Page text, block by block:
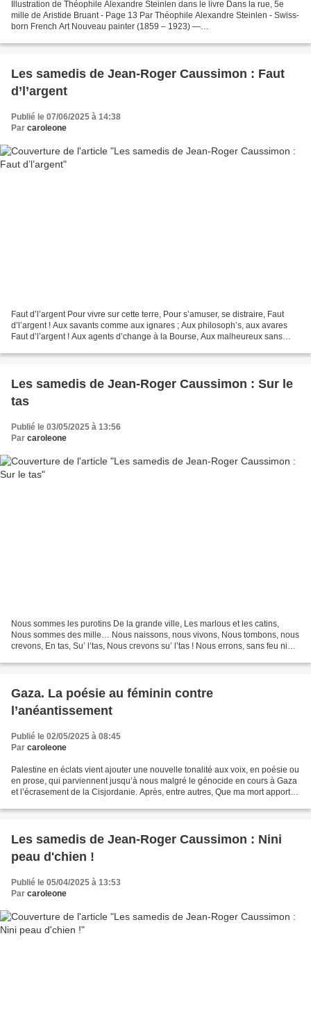
Illustration de Théophile Alexandre Steinlen dans le livre Dans la rue, 5e
mille de Aristide Bruant - Page 13 Par Théophile Alexandre Steinlen - Swiss-
born French Art Nouveau painter (1859 – 1923) —
_Dans_la_rue,_5e_mille.djvu/13,...
Les samedis de Jean-Roger Caussimon : Faut
d’l’argent
Publié le 07/06/2025 à 14:38
Par caroleone
Faut d’l’argent Pour vivre sur cette terre, Pour s’amuser, se distraire, Faut
d’l’argent ! Aux savants comme aux ignares ; Aux philosoph’s, aux avares
Faut d’l’argent ! Aux agents d’change à la Bourse, Aux malheureux sans
Les samedis de Jean-Roger Caussimon : Sur le
tas
Publié le 03/05/2025 à 13:56
Par caroleone
Nous sommes les purotins De la grande ville, Les marlous et les catins,
Nous sommes des mille… Nous naissons, nous vivons, Nous tombons, nous
crevons, En tas, Su’ l’tas, Nous crevons su’ l’tas ! Nous errons, sans feu ni
Gaza. La poésie au féminin contre
l’anéantissement
Publié le 02/05/2025 à 08:45
Par caroleone
Palestine en éclats vient ajouter une nouvelle tonalité aux voix, en poésie ou
en prose, qui parviennent jusqu’à nous malgré le génocide en cours à Gaza
et l’écrasement de la Cisjordanie. Après, entre autres, Que ma mort apporte
Les samedis de Jean-Roger Caussimon : Nini
peau d'chien !
Publié le 05/04/2025 à 13:53
Par caroleone